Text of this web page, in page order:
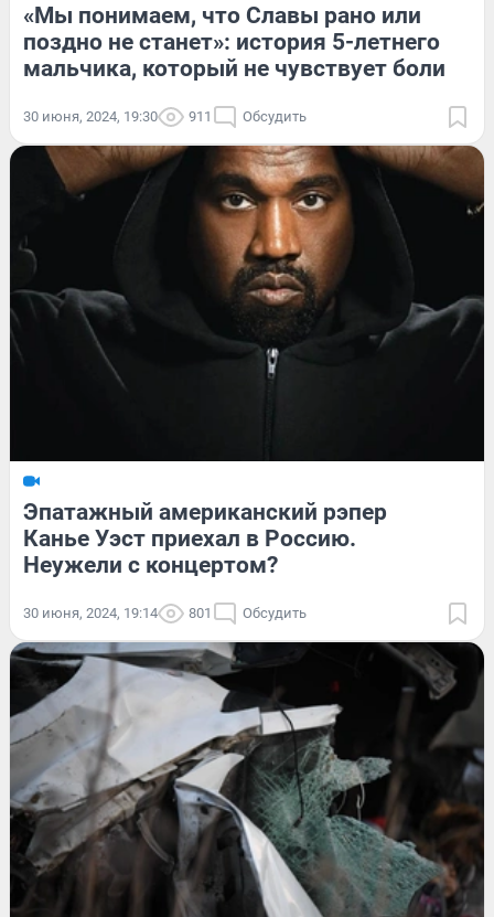
«Мы понимаем, что Славы рано или
поздно не станет»: история 5-летнего
мальчика, который не чувствует боли
30 июня, 2024, 19:30 911 Обсудить
Эпатажный американский рэпер
Канье Уэст приехал в Россию.
Неужели с концертом?
30 июня, 2024, 19:14 801 Обсудить